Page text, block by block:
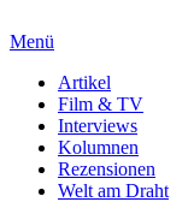
Menü
Artikel
Film & TV
Interviews
Kolumnen
Rezensionen
Welt am Draht